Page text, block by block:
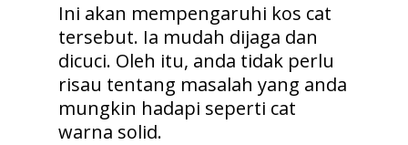
Ini akan mempengaruhi kos cat
tersebut. Ia mudah dijaga dan
dicuci. Oleh itu, anda tidak perlu
risau tentang masalah yang anda
mungkin hadapi seperti cat
warna solid.